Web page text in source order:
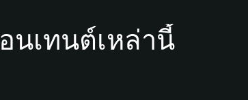
เทนต์เหล่านี้